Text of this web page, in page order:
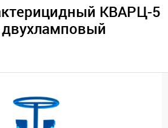
КВАРЦ-5